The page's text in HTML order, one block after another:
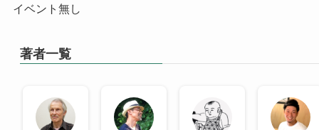
イベント無し
著者一覧